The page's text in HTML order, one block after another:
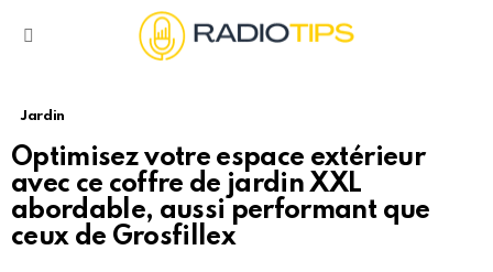
Jardin
Optimisez votre espace extérieur
avec ce coffre de jardin XXL
abordable, aussi performant que
ceux de Grosfillex